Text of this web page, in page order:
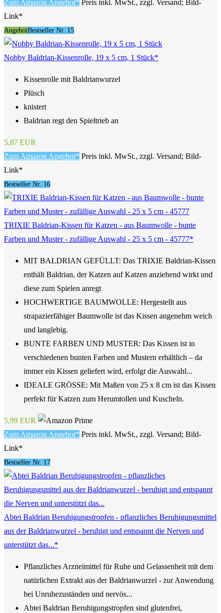
Zum Amazon Angebot* Preis inkl. MwSt., zzgl. Versand; Bild-
Link*
AngebotBestseller Nr. 15
Nobby Baldrian-Kissenrolle, 19 x 5 cm, 1 Stück*
Kissenrolle mit Baldrianwurzel
Plüsch
knistert
Baldrian regt den Spieltrieb an
5,87 EUR
Zum Amazon Angebot* Preis inkl. MwSt., zzgl. Versand; Bild-
Link*
Bestseller Nr. 16
TRIXIE Baldrian-Kissen für Katzen - aus Baumwolle - bunte
Farben und Muster - zufällige Auswahl - 25 x 5 cm - 45777*
MIT BALDRIAN GEFÜLLT: Das TRIXIE Baldrian-Kissen
enthält Baldrian, der Katzen auf Katzen anziehend wirkt und
diese zum Spielen anregt
HOCHWERTIGE BAUMWOLLE: Hergestellt aus
strapazierfähiger Baumwolle ist das Kissen angenehm weich
und langlebig.
BUNTE FARBEN UND MUSTER: Das Kissen ist in
verschiedenen bunten Farben und Mustern erhältlich – da
immer ein Kissen geliefert wird, erfolgt die Auswahl...
IDEALE GRÖSSE: Mit Maßen von 25 x 8 cm ist das Kissen
perfekt für Katzen zum Herumtollen und Kuscheln.
5,99 EUR
Zum Amazon Angebot* Preis inkl. MwSt., zzgl. Versand; Bild-
Link*
Bestseller Nr. 17
Abtei Baldrian Beruhigungstropfen - pflanzliches Beruhigungsmittel
aus der Baldrianwurzel - beruhigt und entspannt die Nerven und
unterstützt das...*
Pflanzliches Arzneimittel für Ruhe und Gelassenheit mit dem
natürlichen Extrakt aus der Baldrianwurzel - zur Anwendung
bei Unruhezuständen und nervös...
Abtei Baldrian Beruhigungstropfen sind glutenfrei,